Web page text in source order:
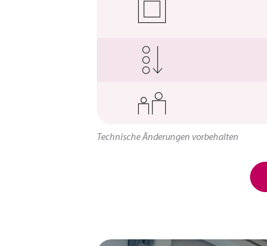
Technische Änderungen vorbehalten